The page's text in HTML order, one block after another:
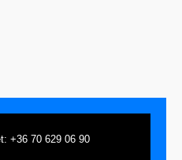
+36 70 629 06 90